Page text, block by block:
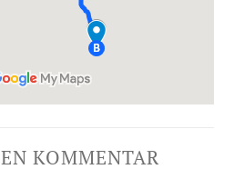
KOMMENTAR